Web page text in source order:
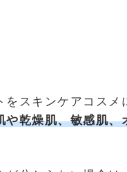
をスキンケアコス
や乾燥肌、敏感肌、